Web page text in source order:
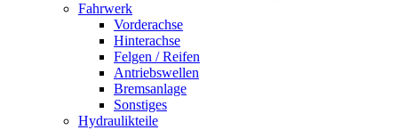
Fahrwerk
Vorderachse
Hinterachse
Felgen / Reifen
Antriebswellen
Bremsanlage
Sonstiges
Hydraulikteile